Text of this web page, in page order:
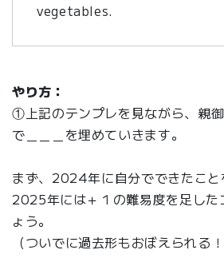
vegetables.
やり方：
①上記のテンプレを見ながら、親
で＿＿＿を埋めていきます。
まず、2024年に自分でできたこと
2025年には＋１の難易度を足した
ょう。
（ついでに過去形もおぼえられる！